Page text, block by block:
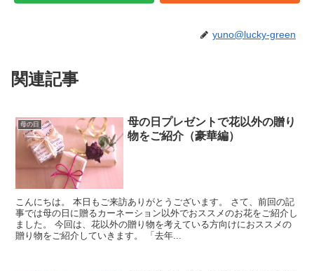
yuno@lucky-green
関連記事
母の日
母の日プレゼントで花以外の贈り
物をご紹介（豪華編）
こんにちは。 本日もご来訪ありがとうございます。 さて、前回の記
事では母の日に贈るカーネーション以外でおススメのお花をご紹介し
ました。 今回は、花以外の贈り物を考えている方向けにおススメの
贈り物をご紹介していきます。 「去年...